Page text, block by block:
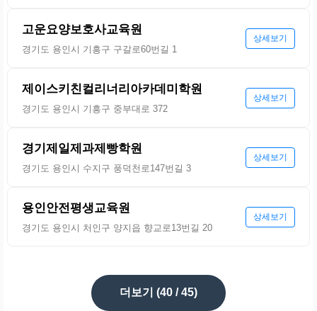
고운요양보호사교육원
경기도 용인시 기흥구 구갈로60번길 1
상세보기
제이스키친컬리너리아카데미학원
경기도 용인시 기흥구 중부대로 372
상세보기
경기제일제과제빵학원
경기도 용인시 수지구 풍덕천로147번길 3
상세보기
용인안전평생교육원
경기도 용인시 처인구 양지읍 향교로13번길 20
상세보기
더보기 (40 / 45)